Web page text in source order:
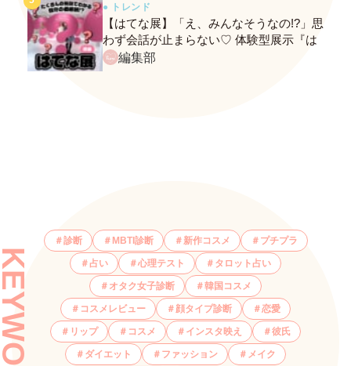
● トレンド
【はてな展】「え、みんなそうなの!?」思
わず会話が止まらない♡ 体験型展示『は
てな展』に行ってきたレポ
編集部
診断 MBTI診断 新作コスメ プチプラ
占い 心理テスト タロット占い
オタク女子診断 韓国コスメ
コスメレビュー 顔タイプ診断 恋愛
リップ コスメ インスタ映え 彼氏
ダイエット ファッション メイク